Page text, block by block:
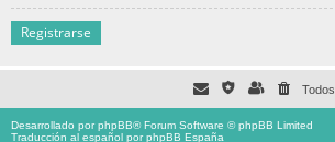
Registrarse
Desarrollado porphpBB® Forum Software © phpBB Limited
Traducción al español porphpBB España